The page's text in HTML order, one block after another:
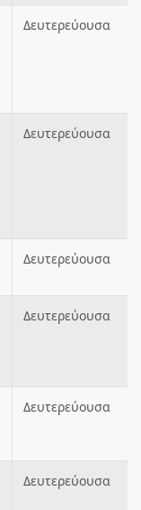
Δευτερεύουσα
Δευτερεύουσα
Δευτερεύουσα
Δευτερεύουσα
Δευτερεύουσα
Δευτερεύουσα